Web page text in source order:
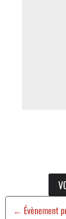
← Évènement